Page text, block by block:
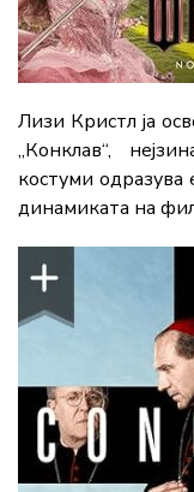
Лизи Кристл ја
„Конклав“,
костуми одразува
динамиката на